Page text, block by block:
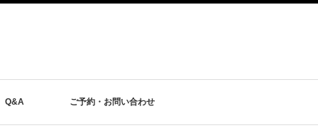
Q&A ご予約・お問い合わせ